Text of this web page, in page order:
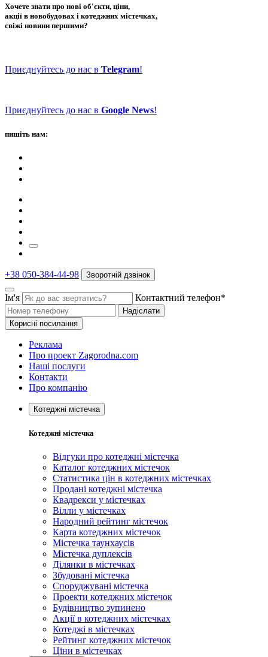
Хочете знати про нові об'єкти, ціни,
акції в новобудовах і котеджних містечках,
свіжі новини першими?
Приєднуйтесь до нас в Telegram!
Приєднуйтесь до нас в Google News!
пишіть нам:
+38 050-384-44-98 Зворотній дзвінок
Ім'я Контактний телефон*
Надіслати
Корисні посилання
Реклама
Про проект Zagorodna.com
Наші послуги
Контакти
Про компанію
Котеджні містечка
Котеджні містечка
Відгуки про котеджні містечка
Каталог котеджних містечок
Статистика цін в котеджних містечках
Продані котеджні містечка
Квадрекси у містечках
Вілли у містечках
Народний рейтинг містечок
Карта котеджних містечок
Містечка таунхаусів
Містечка дуплексів
Ділянки в містечках
Збудовані містечка
Споруджувані містечка
Проекти котеджних містечок
Будівництво зупинено
Акції в котеджних містечках
Котеджі в містечках
Рейтинг котеджних містечок
Ціни в містечках